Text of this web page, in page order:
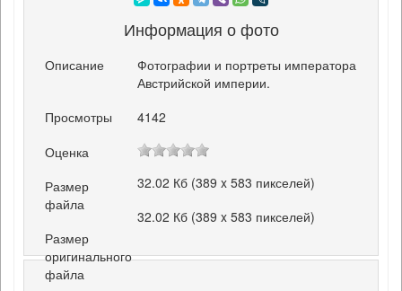
Информация о фото
Описание
Фотографии и портреты императора
Австрийской империи.
Просмотры
4142
Оценка
Размер
файла
32.02 Кб (389 x 583 пикселей)
Размер
оригинального
файла
32.02 Кб (389 x 583 пикселей)